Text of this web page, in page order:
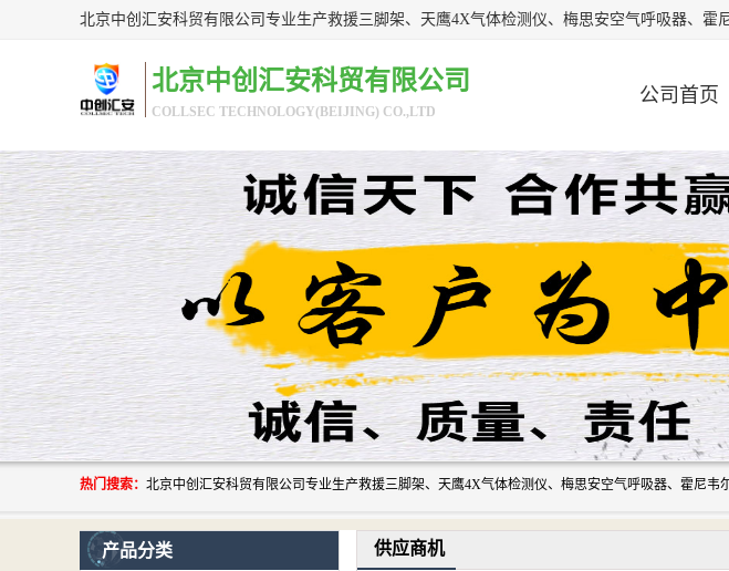
北京中创汇安科贸有限公司
COLLSEC TECHNOLOGY(BEIJING) CO.,LTD
公司首页
热门搜索：
产品分类 供应商机